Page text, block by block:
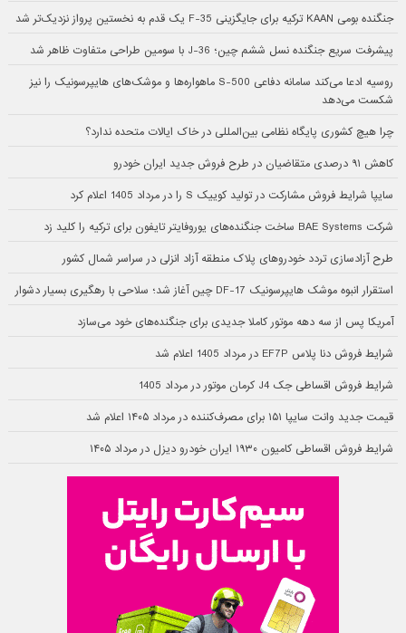
جنگنده بومی KAAN ترکیه برای جایگزینی F-35 یک قدم به نخستین پرواز نزدیک‌تر شد
پیشرفت سریع جنگنده نسل ششم چین؛ J-36 با سومین طراحی متفاوت ظاهر شد
روسیه ادعا می‌کند سامانه دفاعی S-500 ماهواره‌ها و موشک‌های هایپرسونیک را نیز
شکست می‌دهد
چرا هیچ کشوری پایگاه نظامی بین‌المللی در خاک ایالات متحده ندارد؟
کاهش ۹۱ درصدی متقاضیان در طرح فروش جدید ایران خودرو
سایپا شرایط فروش مشارکت در تولید کوییک S را در مرداد 1405 اعلام کرد
شرکت BAE Systems ساخت جنگنده‌های یوروفایتر تایفون برای ترکیه را کلید زد
طرح آزادسازی تردد خودروهای پلاک منطقه آزاد انزلی در سراسر شمال کشور
استقرار انبوه موشک هایپرسونیک DF-17 چین آغاز شد؛ سلاحی با رهگیری بسیار دشوار
آمریکا پس از سه دهه موتور کاملا جدیدی برای جنگنده‌های خود می‌سازد
شرایط فروش دنا پلاس EF7P در مرداد 1405 اعلام شد
شرایط فروش اقساطی جک J4 کرمان موتور در مرداد 1405
قیمت جدید وانت سایپا ۱۵۱ برای مصرف‌کننده در مرداد ۱۴۰۵ اعلام شد
شرایط فروش اقساطی کامیون ۱۹۳۰ ایران خودرو دیزل در مرداد ۱۴۰۵